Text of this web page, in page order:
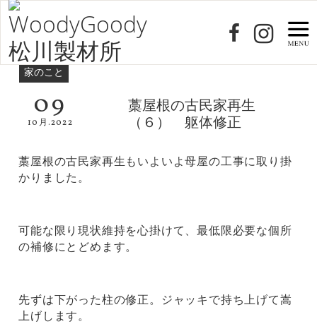
家のこと
09
10月.2022
藁屋根の古民家再生
（６） 躯体修正
藁屋根の古民家再生もいよいよ母屋の工事に取り掛
かりました。
可能な限り現状維持を心掛けて、最低限必要な個所
の補修にとどめます。
先ずは下がった柱の修正。ジャッキで持ち上げて嵩
上げします。